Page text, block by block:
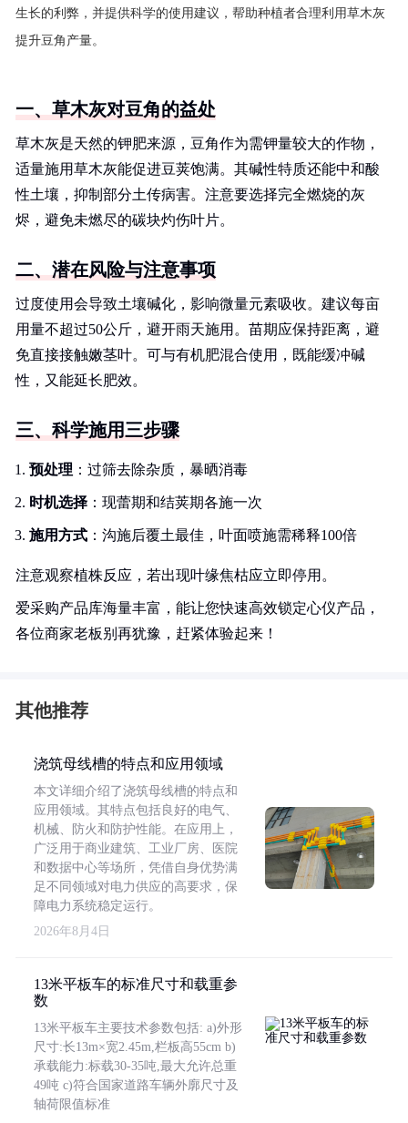
生长的利弊，并提供科学的使用建议，帮助种植者合理利用草木灰
提升豆角产量。
一、草木灰对豆角的益处
草木灰是天然的钾肥来源，豆角作为需钾量较大的作物，
适量施用草木灰能促进豆荚饱满。其碱性特质还能中和酸
性土壤，抑制部分土传病害。注意要选择完全燃烧的灰
烬，避免未燃尽的碳块灼伤叶片。
二、潜在风险与注意事项
过度使用会导致土壤碱化，影响微量元素吸收。建议每亩
用量不超过50公斤，避开雨天施用。苗期应保持距离，避
免直接接触嫩茎叶。可与有机肥混合使用，既能缓冲碱
性，又能延长肥效。
三、科学施用三步骤
预处理 ：过筛去除杂质，暴晒消毒
时机选择 ：现蕾期和结荚期各施一次
施用方式 ：沟施后覆土最佳，叶面喷施需稀释100倍
注意观察植株反应，若出现叶缘焦枯应立即停用。
爱采购产品库海量丰富，能让您快速高效锁定心仪产品，
各位商家老板别再犹豫，赶紧体验起来！
其他推荐
浇筑母线槽的特点和应用领域
本文详细介绍了浇筑母线槽的特点和
应用领域。其特点包括良好的电气、
机械、防火和防护性能。在应用上，
广泛用于商业建筑、工业厂房、医院
和数据中心等场所，凭借自身优势满
足不同领域对电力供应的高要求，保
障电力系统稳定运行。
2026年8月4日
13米平板车的标准尺寸和载重参
数
13米平板车主要技术参数包括: a)外形
尺寸:长13m×宽2.45m,栏板高55cm b)
承载能力:标载30-35吨,最大允许总重
49吨 c)符合国家道路车辆外廓尺寸及
轴荷限值标准